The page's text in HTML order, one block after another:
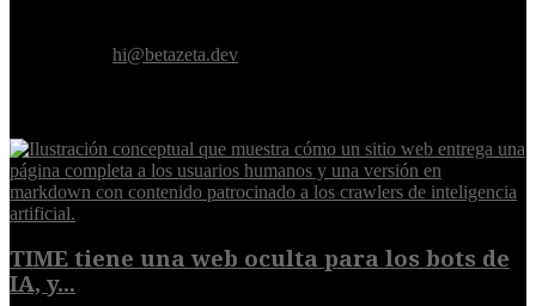
hi@betazeta.dev
TIME tiene una web oculta para los bots de
IA, y...